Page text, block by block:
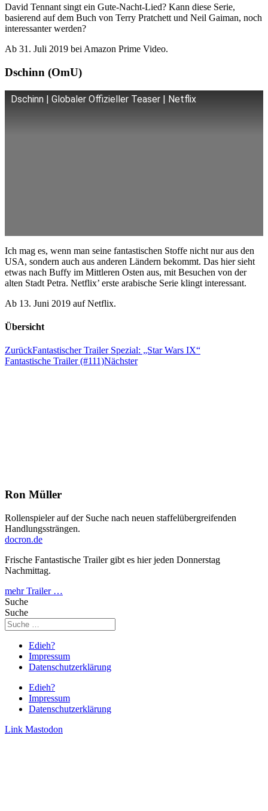
David Tennant singt ein Gute-Nacht-Lied? Kann diese Serie,
basierend auf dem Buch von Terry Pratchett und Neil Gaiman, noch
interessanter werden?
Ab 31. Juli 2019 bei Amazon Prime Video.
Dschinn (OmU)
Dschinn | Globaler Offizieller Teaser | Netflix
Ich mag es, wenn man seine fantastischen Stoffe nicht nur aus den
USA, sondern auch aus anderen Ländern bekommt. Das hier sieht
etwas nach Buffy im Mittleren Osten aus, mit Besuchen von der
alten Stadt Petra. Netflix’ erste arabische Serie klingt interessant.
Ab 13. Juni 2019 auf Netflix.
Übersicht
ZurückFantastischer Trailer Spezial: „Star Wars IX“
Fantastische Trailer (#111)Nächster
Ron Müller
Rollenspieler auf der Suche nach neuen staffelübergreifenden
Handlungssträngen.
docron.de
Frische Fantastische Trailer gibt es hier jeden Donnerstag
Nachmittag.
mehr Trailer …
Suche
Suche
Edieh?
Impressum
Datenschutzerklärung
Edieh?
Impressum
Datenschutzerklärung
Link Mastodon